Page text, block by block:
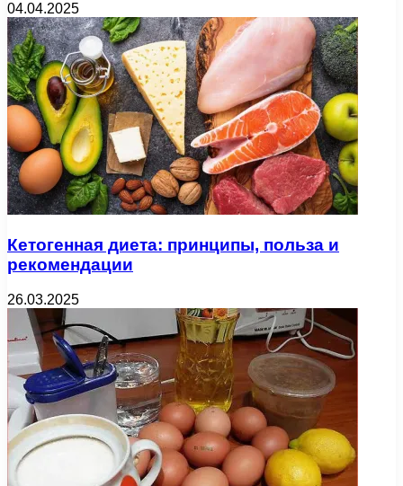
04.04.2025
Кетогенная диета: принципы, польза и
рекомендации
26.03.2025